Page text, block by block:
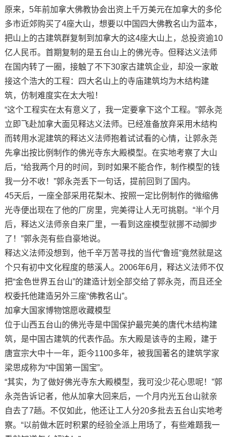
原来，5年前加拿大佛教协会出资上千万美元在加拿大的多伦
多市近郊购买了4座大山，想要以中国四大佛教名山为蓝本，
把山上的古建筑群复制到加拿大的这4座大山上，总投资逾10
亿人民币。首期复制的是五台山上的佛光寺。但释达义法师
在国内转了一圈，接触了不下30家古建筑企业，却没一家敢
接这个浩大的工程：四大名山上的寺庙建筑均为木结构建
筑，仿制难度实在太大啦！
“这个工程实在太有意义了，我一定要拿下这个工程。”郭永尧
立即飞赴加拿大面见释达义法师。已经准备放弃采用木结构
而转用水泥建筑的释达义法师抱着试试看的心情，让郭永尧
先拿出按比例制作的佛光寺东大殿模型。在实地考察了大山
后，“给我两个月的时间，到时如果不能合作，制作模型的钱
我一分不收！”郭永尧丢下一句话，提前回到了国内。
45天后，一座全部采用花梨木、按照一定比例制作的微缩佛
光寺便出现在了他的厂房里，完美得让人无可挑剔。“半个月
后，释达义法师亲自来厂里，一看到这座模型就挪不动脚步
了！”郭永尧有些自豪地说。
释达义法师没想到，他千辛万苦寻找的当代“鲁班”竟然就是这
个只有初中文化程度的慈溪人。2006年6月，释达义法师不仅
把“金色世界五台山”的建造计划全部交给了郭永尧，而且还全
权委托他建造另外三座“佛教名山”。
加拿大国家博物馆愿收藏模型
位于山西五台山的佛光寺是中国保护最完美的唐代木结构建
筑，是中国古建筑的代表作品。东大殿是该寺的主殿，建于
唐宣宗大中十一年，距今1100多年，被我国著名的建筑学家
梁思成称为“中国第一国宝”。
“其实，为了做好佛光寺东大殿模型，我可没少花心思呢！”郭
永尧告诉记者，他从加拿大回来后，一个月内光五台山就亲
自去了7趟。不仅如此，他还让工人分20多批去五台山实地考
察。“以前做木匠时积累的经验全派上用场了，有些难题我一